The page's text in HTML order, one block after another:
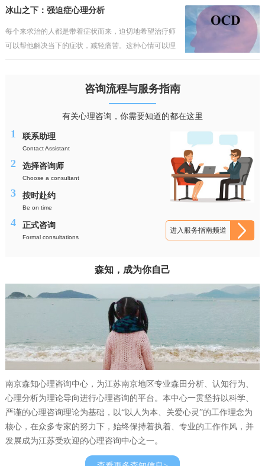
过陷入其中的人依然会把执念当成理想，当成纯真的追
冰山之下：强迫症心理分析
每个来求治的人都是带着症状而来，迫切地希望治疗师
可以帮他解决当下的症状，减轻痛苦。这种心情可以理
咨询流程与服务指南
有关心理咨询，你需要知道的都在这里
进入服务指南频道
1 联系助理
Contact Assistant
2 选择咨询师
Choose a consultant
3 按时赴约
Be on time
4 正式咨询
Formal consultations
森知，成为你自己
南京森知心理咨询中心，为江苏南京地区专业森田分析、认知行为、
心理分析为理论导向进行心理咨询的平台。本中心一贯坚持以科学、
严谨的心理咨询理论为基础，以“以人为本、关爱心灵”的工作理念为
核心，在众多专家的努力下，始终保持着执着、专业的工作作风，并
发展成为江苏受欢迎的心理咨询中心之一。